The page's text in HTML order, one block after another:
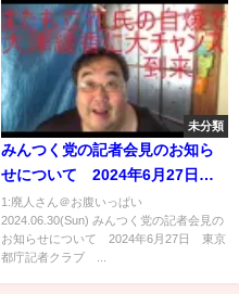
未分類
みんつく党の記者会見のお知ら
せについて 2024年6月27日
東京都庁記者クラブ 記者会見
室
1:廃人さん＠お腹いっぱい
2024.06.30(Sun) みんつく党の記者会見の
お知らせについて 2024年6月27日 東京
都庁記者クラブ ...